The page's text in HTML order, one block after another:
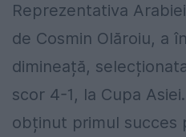
Reprezentativa
de Cosmin Olăroiu, a
dimineață,
scor 4-1, la Cupa
obținut primul succes